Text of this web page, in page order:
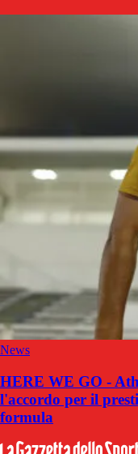
News
HERE WE GO -
l'accordo per il
formula